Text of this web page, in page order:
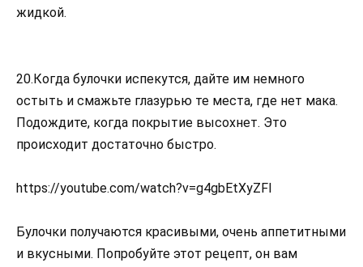
жидкой.
20.Когда булочки испекутся, дайте им немного
остыть и смажьте глазурью те места, где нет мака.
Подождите, когда покрытие высохнет. Это
происходит достаточно быстро.
https://youtube.com/watch?v=g4gbEtXyZFI
Булочки получаются красивыми, очень аппетитными
и вкусными. Попробуйте этот рецепт, он вам